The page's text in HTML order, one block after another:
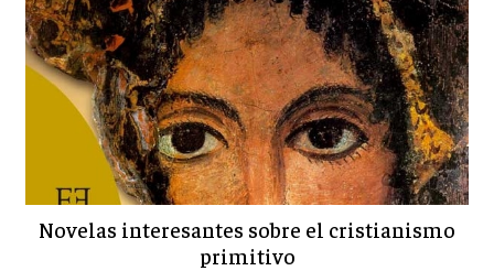
Novelas interesantes sobre el cristianismo
primitivo